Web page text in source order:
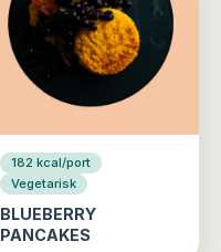
182 kcal/port
Vegetarisk
BLUEBERRY
PANCAKES